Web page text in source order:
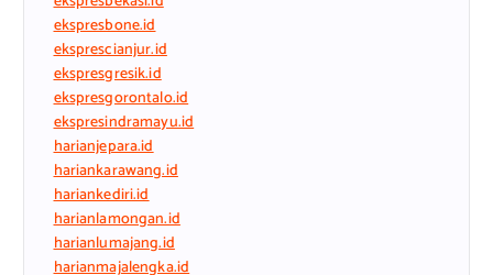
ekspresbone.id
eksprescianjur.id
ekspresgresik.id
ekspresgorontalo.id
ekspresindramayu.id
harianjepara.id
hariankarawang.id
hariankediri.id
harianlamongan.id
harianlumajang.id
harianmajalengka.id